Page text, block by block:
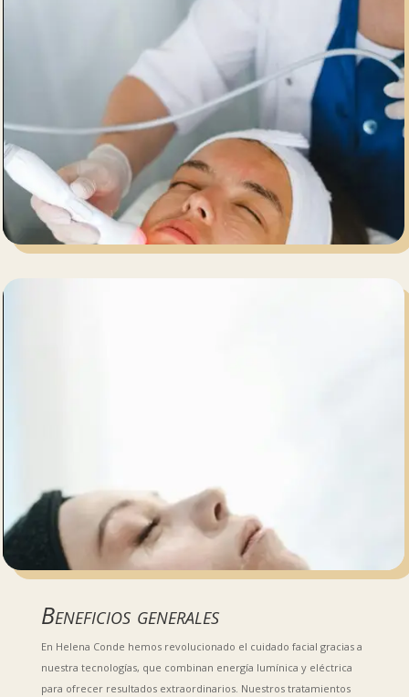
Beneficios generales
En Helena Conde hemos revolucionado el cuidado facial gracias a
nuestra tecnologías, que combinan energía lumínica y eléctrica
para ofrecer resultados extraordinarios. Nuestros tratamientos